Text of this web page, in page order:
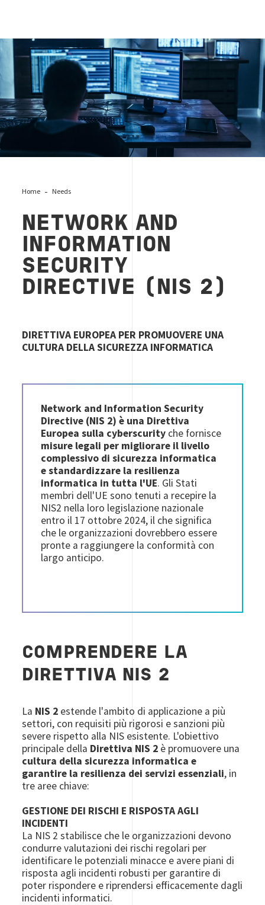
cybercrime
Home Needs
NETWORK AND
INFORMATION
SECURITY
DIRECTIVE (NIS 2)
DIRETTIVA EUROPEA PER PROMUOVERE UNA
CULTURA DELLA SICUREZZA INFORMATICA
Network and Information Security
Directive (NIS 2) è una Direttiva
Europea sulla cyberscurity che fornisce
misure legali per migliorare il livello
complessivo di sicurezza informatica
e standardizzare la resilienza
informatica in tutta l'UE. Gli Stati
membri dell'UE sono tenuti a recepire la
NIS2 nella loro legislazione nazionale
entro il 17 ottobre 2024, il che significa
che le organizzazioni dovrebbero essere
pronte a raggiungere la conformità con
largo anticipo.
COMPRENDERE LA
DIRETTIVA NIS 2
La NIS 2 estende l'ambito di applicazione a più
settori, con requisiti più rigorosi e sanzioni più
severe rispetto alla NIS esistente. L'obiettivo
principale della Direttiva NIS 2 è promuovere una
cultura della sicurezza informatica e
garantire la resilienza dei servizi essenziali, in
tre aree chiave:
GESTIONE DEI RISCHI E RISPOSTA AGLI
INCIDENTI
La NIS 2 stabilisce che le organizzazioni devono
condurre valutazioni dei rischi regolari per
identificare le potenziali minacce e avere piani di
risposta agli incidenti robusti per garantire di
poter rispondere e riprendersi efficacemente dagli
incidenti informatici.